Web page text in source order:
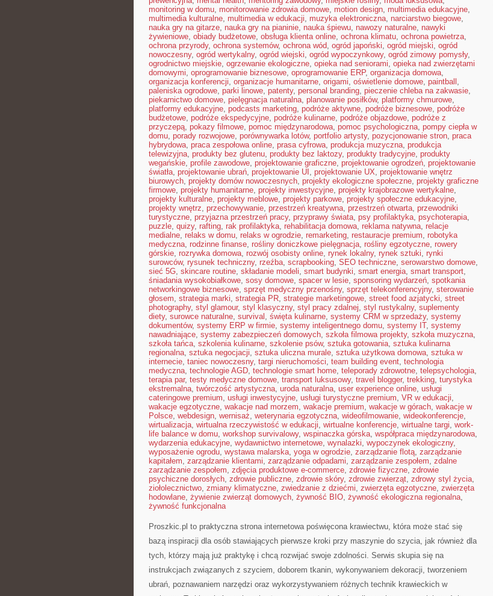
monitoring w domu, monitorowanie zdrowia domowe, motion design, multimedia edukacyjne,
multimedia kulturalne, multimedia w edukacji, muzyka elektroniczna, narciarstwo biegowe,
nauka gry na gitarze, nauka gry na pianinie, nauka śpiewu, nawozy naturalne, nawyki
żywieniowe, obiady budżetowe, obsługa klienta online, ochrona klimatu, ochrona powietrza,
ochrona przyrody, ochrona systemów, ochrona wód, ogród japoński, ogród miejski, ogród
nowoczesny, ogród wertykalny, ogród wiejski, ogród wypoczynkowy, ogród zimowy pomysły,
ogrodnictwo miejskie, ogrzewanie ekologiczne, opieka nad seniorami, opieka nad zwierzętami
domowymi, oprogramowanie biznesowe, oprogramowanie ERP, organizacja domowa,
organizacja konferencji, organizacje humanitarne, origami, oświetlenie domowe, paintball ,
paleniska ogrodowe, parki linowe, patenty, personal branding, pieczenie chleba na zakwasie,
piekarnictwo domowe, pielęgnacja naturalna, planowanie posiłków, platformy chmurowe,
platformy edukacyjne, podcasts marketing, podróże aktywne, podróże biznesowe, podróże
budżetowe, podróże ekspedycyjne, podróże kulinarne, podróże objazdowe, podróże z
przyczepą, pokazy filmowe, pomoc międzynarodowa, pomoc psychologiczna, pompy ciepła w
domu, porady rozwojowe, porównywarka lotów, portfolio artysty, pozycjonowanie stron, praca
hybrydowa, praca zespołowa online, prasa cyfrowa, produkcja muzyczna, produkcja
telewizyjna, produkty bez glutenu, produkty bez laktozy, produkty tradycyjne, produkty
wegańskie, profile zawodowe, projektowanie graficzne, projektowanie ogrodzeń, projektowanie
światła, projektowanie ubrań, projektowanie UI , projektowanie UX, projektowanie wnętrz
biurowych, projekty domów nowoczesnych, projekty ekologiczne społeczne, projekty graficzne
firmowe, projekty humanitarne, projekty inwestycyjne, projekty krajobrazowe wertykalne,
projekty kulturalne, projekty meblowe, projekty parkowe, projekty społeczne edukacyjne,
projekty wnętrz, przechowywanie, przestrzeń kreatywna, przestrzeń otwarta, przewodniki
turystyczne, przyjazna przestrzeń pracy, przyprawy świata, psy profilaktyka, psychoterapia,
puzzle, quizy, rafting, rak profilaktyka, rehabilitacja domowa, reklama natywna, relacje
medialne, relaks w domu, relaks w ogrodzie, remarketing, restauracje premium, robotyka
medyczna, rodzinne finanse, rośliny doniczkowe pielęgnacja, rośliny egzotyczne, rowery
górskie, rozrywka domowa, rozwój osobisty online, rynek lokalny, rynek sztuki, rynki
surowców, rysunek techniczny, rzeźba, scrapbooking, SEO techniczne, serowarstwo domowe,
sieć 5G, skincare routine, składanie modeli, smart budynki, smart energia, smart transport,
śniadania wysokobiałkowe, sosy domowe, spacer w lesie, sponsoring wydarzeń, spotkania
networkingowe biznesowe, sprzęt medyczny przenośny, sprzęt telekonferencyjny, sterowanie
głosem, strategia marki, strategia PR, strategie marketingowe, street food azjatycki, street
photography, styl glamour, styl klasyczny, styl pracy zdalnej, styl rustykalny, suplementy
diety, surowce naturalne, survival , święta kulinarne, systemy CRM w sprzedaży, systemy
dokumentów, systemy ERP w firmie, systemy inteligentnego domu, systemy IT, systemy
nawadniające, systemy zabezpieczeń domowych, szkoła filmowa projekty, szkoła muzyczna,
szkoła tańca, szkolenia kulinarne, szkolenie psów, sztuka gotowania, sztuka kulinarna
regionalna, sztuka negocjacji, sztuka uliczna murale, sztuka użytkowa domowa, sztuka w
internecie, taniec nowoczesny, targi nieruchomości, team building event, technologia
medyczna, technologie AGD, technologie smart home, teleporady zdrowotne, telepsychologia,
terapia par, testy medyczne domowe, transport luksusowy, travel blogger, trekking, turystyka
ekstremalna, twórczość artystyczna, uroda naturalna, user experience online, usługi
cateringowe premium, usługi inwestycyjne, usługi turystyczne premium, VR w edukacji,
wakacje egzotyczne, wakacje nad morzem, wakacje premium, wakacje w górach, wakacje w
Polsce, webdesign, wernisaż, weterynaria egzotyczna, wideofilmowanie, wideokonferencje,
wirtualizacja, wirtualna rzeczywistość w edukacji, wirtualne konferencje, wirtualne targi, work-
life balance w domu, workshop survivalowy, wspinaczka górska, współpraca międzynarodowa,
wydarzenia edukacyjne, wydawnictwo internetowe, wynalazki, wypoczynek ekologiczny,
wyposażenie ogrodu, wystawa malarska, yoga w ogrodzie, zarządzanie flotą, zarządzanie
kapitałem, zarządzanie klientami, zarządzanie odpadami, zarządzanie zespołem, zdalne
zarządzanie zespołem, zdjęcia produktowe e-commerce, zdrowie fizyczne, zdrowie
psychiczne dorosłych, zdrowie publiczne, zdrowie skóry, zdrowie zwierząt, zdrowy styl życia,
ziołolecznictwo, zmiany klimatyczne, zwiedzanie z dziećmi, zwierzęta egzotyczne, zwierzęta
hodowlane, żywienie zwierząt domowych, żywność BIO, żywność ekologiczna regionalna,
żywność funkcjonalna
Proszkic.pl to praktyczna strona internetowa poświęcona krawiectwu, która może stać się
bazą inspiracji dla osób stawiających pierwsze kroki przy maszynie do szycia, jak również dla
tych, którzy mają już praktykę i chcą rozwijać swoje zdolności. Serwis skupia się na
instrukcjach związanych z szyciem, doborem tkanin, wykonywaniem dekoracji, tworzeniem
ubrań, poznawaniem narzędzi oraz wykorzystywaniem różnych technik krawieckich w